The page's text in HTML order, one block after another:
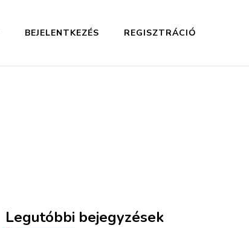
BEJELENTKEZÉS REGISZTRÁCIÓ
Legutóbbi bejegyzések